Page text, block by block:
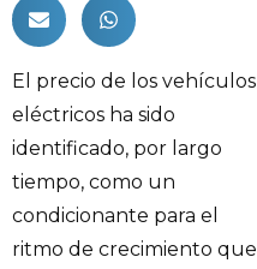
El precio de los vehículos
eléctricos ha sido
identificado, por largo
tiempo, como un
condicionante para el
ritmo de crecimiento que